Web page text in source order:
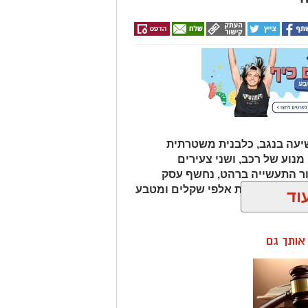
בנגב, כלבנית משטרתית
של רכב, ושני צעירים
התעשייה ברהט, נחשף עסק
ובו עשרות אלפי שקלים ומטבע
אותך גם